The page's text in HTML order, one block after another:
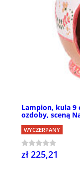
Lampion, kula 9
ozdoby, sceną
WYCZERPANY
zł 225,21